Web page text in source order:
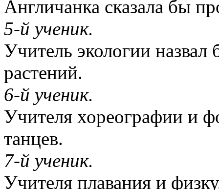
Англичанка сказала бы
5-й ученик.
Учитель экологии
растений.
6-й ученик.
Учителя хореографии и
танцев.
7-й ученик.
Учителя плавания и